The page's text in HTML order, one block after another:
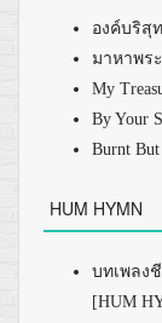
องค์บริสุ
มาหาพร
My
By Your
Burnt
HUM HYMN
บทเพลง
[HUM